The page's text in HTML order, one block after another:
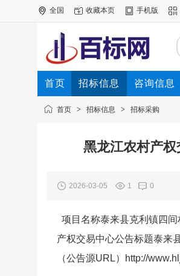
全国 收藏本页 手机版
首页 招标信息 咨询信息
首页 > 招标信息 > 招标采购
黑龙江农村产
2026-03-05 1 0
项目名称泰来县克利镇四
产权交易中心公告标题泰来
（公告源URL）http://